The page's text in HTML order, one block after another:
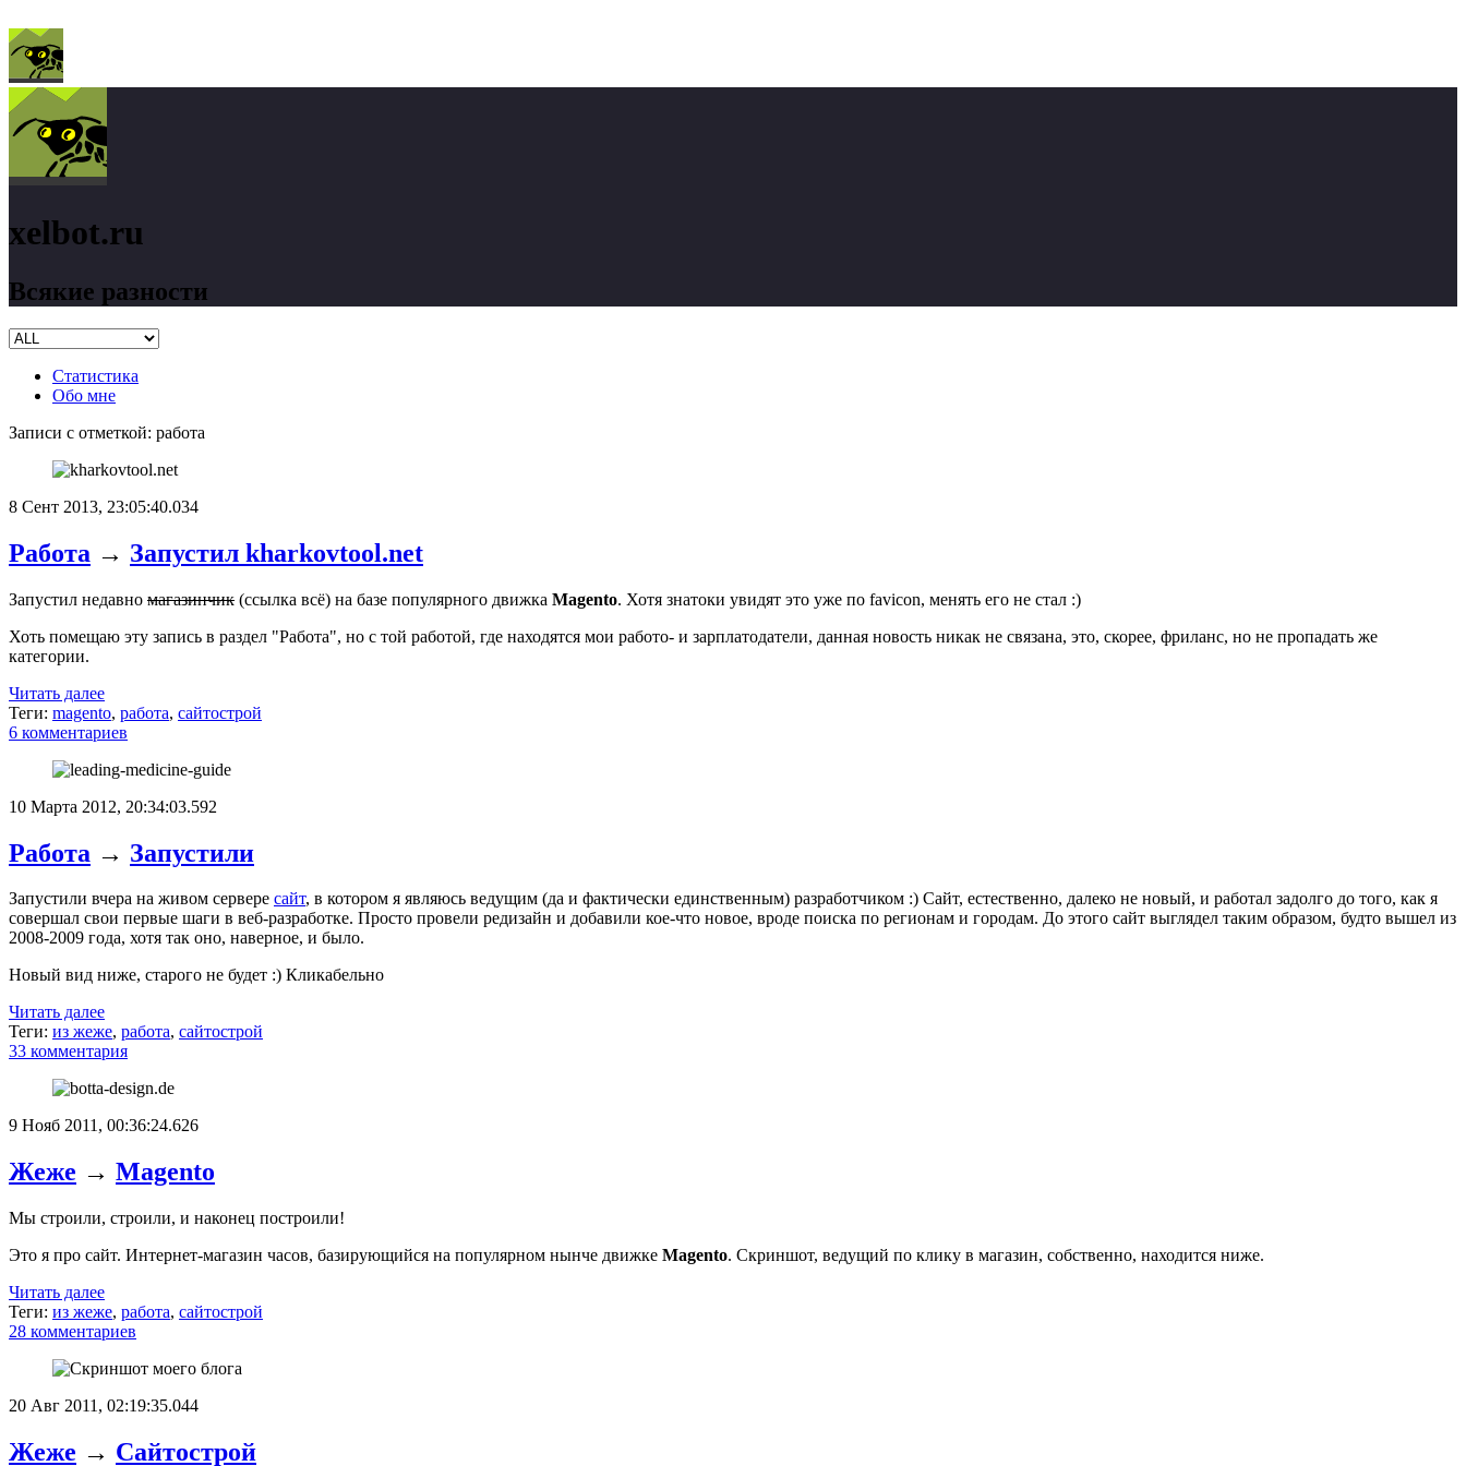
xelbot.ru
xelbot.ru
Всякие разности
Статистика
Обо мне
Записи с отметкой: работа
8 Сент 2013, 23:05:40.034
Работа → Запустил kharkovtool.net
Запустил недавно магазинчик (ссылка всё) на базе популярного движка Magento. Хотя знатоки увидят это уже по favicon, менять его не стал :)
Хоть помещаю эту запись в раздел "Работа", но с той работой, где находятся мои работо- и зарплатодатели, данная новость никак не связана, это, скорее, фриланс, но не пропадать же
категории.
Читать далее
Теги: magento, работа, сайтострой
6 комментариев
10 Марта 2012, 20:34:03.592
Работа → Запустили
Запустили вчера на живом сервере сайт, в котором я являюсь ведущим (да и фактически единственным) разработчиком :) Сайт, естественно, далеко не новый, и работал задолго до того, как я
совершал свои первые шаги в веб-разработке. Просто провели редизайн и добавили кое-что новое, вроде поиска по регионам и городам. До этого сайт выглядел таким образом, будто вышел из
2008-2009 года, хотя так оно, наверное, и было.
Новый вид ниже, старого не будет :) Кликабельно
Читать далее
Теги: из жеже, работа, сайтострой
33 комментария
9 Нояб 2011, 00:36:24.626
Жеже → Magento
Мы строили, строили, и наконец построили!
Это я про сайт. Интернет-магазин часов, базирующийся на популярном нынче движке Magento. Скриншот, ведущий по клику в магазин, собственно, находится ниже.
Читать далее
Теги: из жеже, работа, сайтострой
28 комментариев
20 Авг 2011, 02:19:35.044
Жеже → Сайтострой